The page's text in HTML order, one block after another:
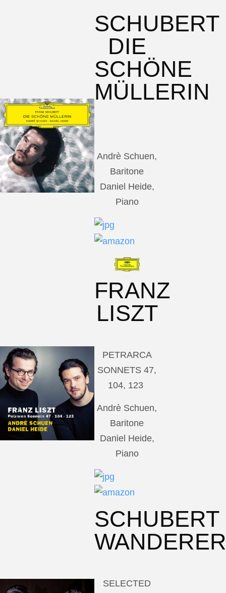
SCHUBERT
DIE
SCHÖNE
MÜLLERIN
Andrè Schuen,
Baritone
Daniel Heide,
Piano
FRANZ
LISZT
PETRARCA
SONNETS 47,
104, 123
Andrè Schuen,
Baritone
Daniel Heide,
Piano
SCHUBERT
WANDERER
SELECTED